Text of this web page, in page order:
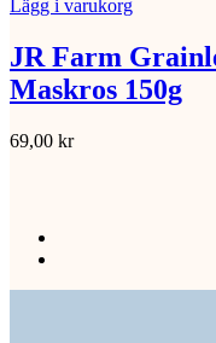
Lägg i varukorg
JR Farm
Maskros 150g
69,00 kr